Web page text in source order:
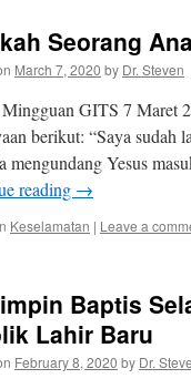
Seorang
March 7, 2020 by Dr. Steven
GITS 7 Maret
berikut: “Saya sudah
mengundang Yesus
reading →
Keselamatan | Leave a
Baptis
Lahir Baru
February 8, 2020 by Dr.